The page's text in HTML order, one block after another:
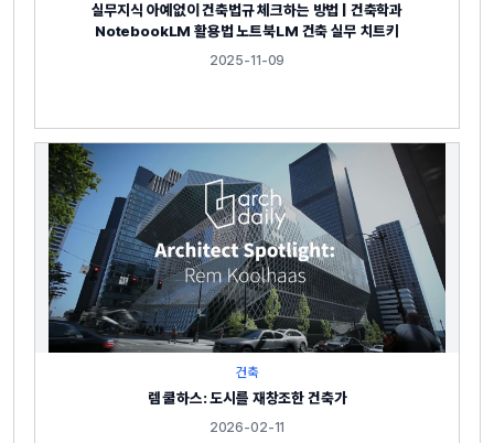
실무지식 아예없이 건축법규 체크하는 방법 | 건축학과
NotebookLM 활용법 노트북LM 건축 실무 치트키
2025-11-09
건축
렘 쿨하스: 도시를 재창조한 건축가
2026-02-11